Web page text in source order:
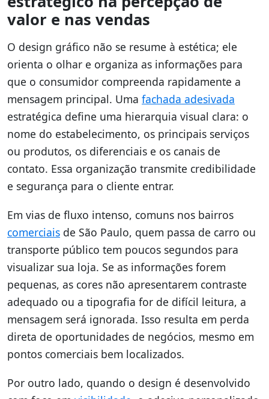
valor e nas vendas
O design gráfico não se resume à estética; ele
orienta o olhar e organiza as informações para
que o consumidor compreenda rapidamente a
mensagem principal. Uma fachada adesivada
estratégica define uma hierarquia visual clara: o
nome do estabelecimento, os principais serviços
ou produtos, os diferenciais e os canais de
contato. Essa organização transmite credibilidade
e segurança para o cliente entrar.
Em vias de fluxo intenso, comuns nos bairros
comerciais de São Paulo, quem passa de carro ou
transporte público tem poucos segundos para
visualizar sua loja. Se as informações forem
pequenas, as cores não apresentarem contraste
adequado ou a tipografia for de difícil leitura, a
mensagem será ignorada. Isso resulta em perda
direta de oportunidades de negócios, mesmo em
pontos comerciais bem localizados.
Por outro lado, quando o design é desenvolvido